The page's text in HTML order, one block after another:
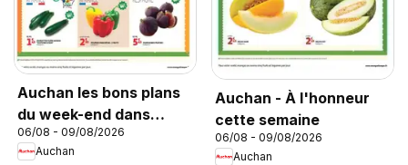
Auchan les bons plans
du week-end dans
votre hyper
06/08 - 09/08/2026
Auchan
Auchan - À l'honneur
cette semaine
06/08 - 09/08/2026
Auchan